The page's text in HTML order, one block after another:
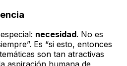
necesidad. No es
Es “si esto, entonces
son tan atractivas